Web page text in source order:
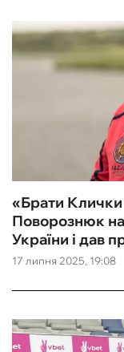
17 липня 2025, 19:08
«‎Брати Клички
Поворознюк
України і дав